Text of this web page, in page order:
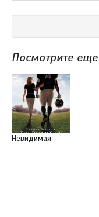
Посмотрите еще
Невидимая